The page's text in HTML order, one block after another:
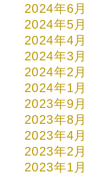
2024年6月
2024年5月
2024年4月
2024年3月
2024年2月
2024年1月
2023年9月
2023年8月
2023年4月
2023年2月
2023年1月